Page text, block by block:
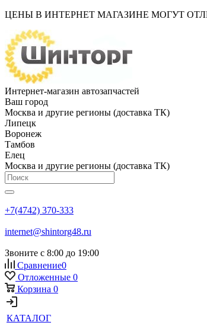
ЦЕНЫ В ИНТЕРНЕТ МАГАЗИНЕ МОГУТ
Интернет-магазин автозапчастей
Ваш город
Москва и другие регионы (доставка ТК)
Липецк
Воронеж
Тамбов
Елец
Москва и другие регионы (доставка ТК)
+7(4742) 370-333
internet@shintorg48.ru
Звоните с 8:00 до 19:00
Сравнение0
Отложенные 0
Корзина 0
КАТАЛОГ